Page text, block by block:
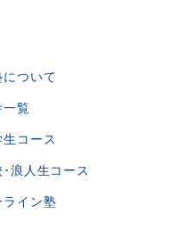
について
一覧
コース
浪人生コース
ライン塾